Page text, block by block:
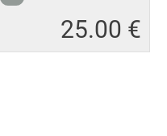
25.00 €